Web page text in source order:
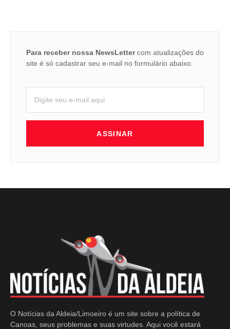
Para receber nossa NewsLettercom atualizações do
site é só cadastrar seu e-mail no formulário abaixo.
ASSINAR
O Notícias da Aldeia/Limoeiro é um site sobre a política de
Canoas, seus problemas e suas virtudes. Aqui você estará